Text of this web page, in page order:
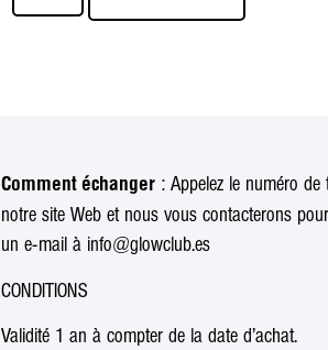
Comment échanger : Appelez le numéro
notre site Web et nous vous contacterons
un e-mail à info@glowclub.es
CONDITIONS
Validité 1 an à compter de la date d’achat.